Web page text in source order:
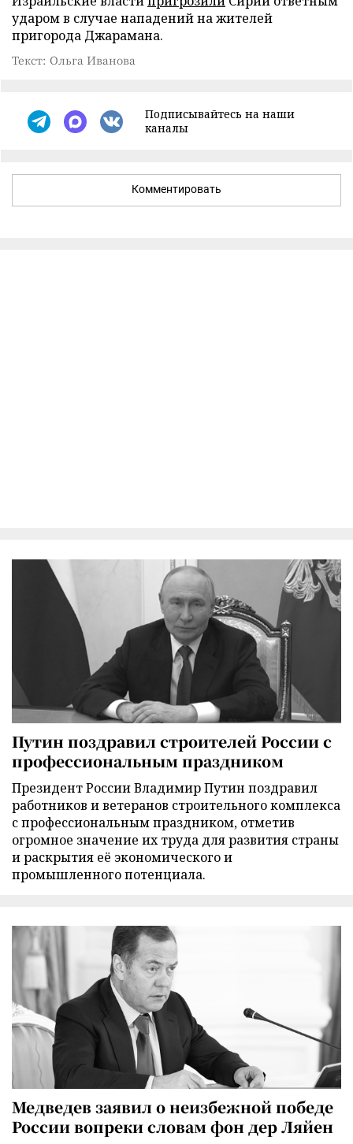
ударом в случае нападений на жителей
пригорода Джарамана.
Текст: Ольга Иванова
Подписывайтесь на наши
каналы
Комментировать
Путин поздравил строителей России с
профессиональным праздником
Президент России Владимир Путин поздравил
работников и ветеранов строительного комплекса
с профессиональным праздником, отметив
огромное значение их труда для развития страны
и раскрытия её экономического и
промышленного потенциала.
Медведев заявил о неизбежной победе
России вопреки словам фон дер Ляйен